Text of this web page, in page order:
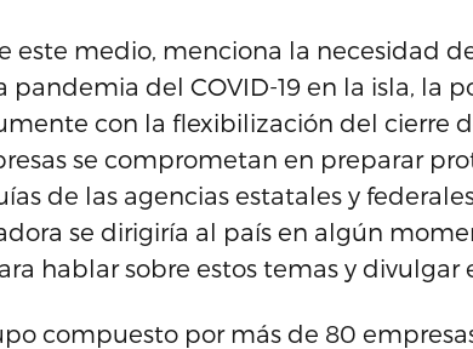
este medio, menciona la necesidad
pandemia del COVID-19 en la isla, la
con la flexibilización del cierre
se comprometan en preparar
de las agencias estatales y
se dirigiría al país en algún
hablar sobre estos temas y divulgar
compuesto por más de 80